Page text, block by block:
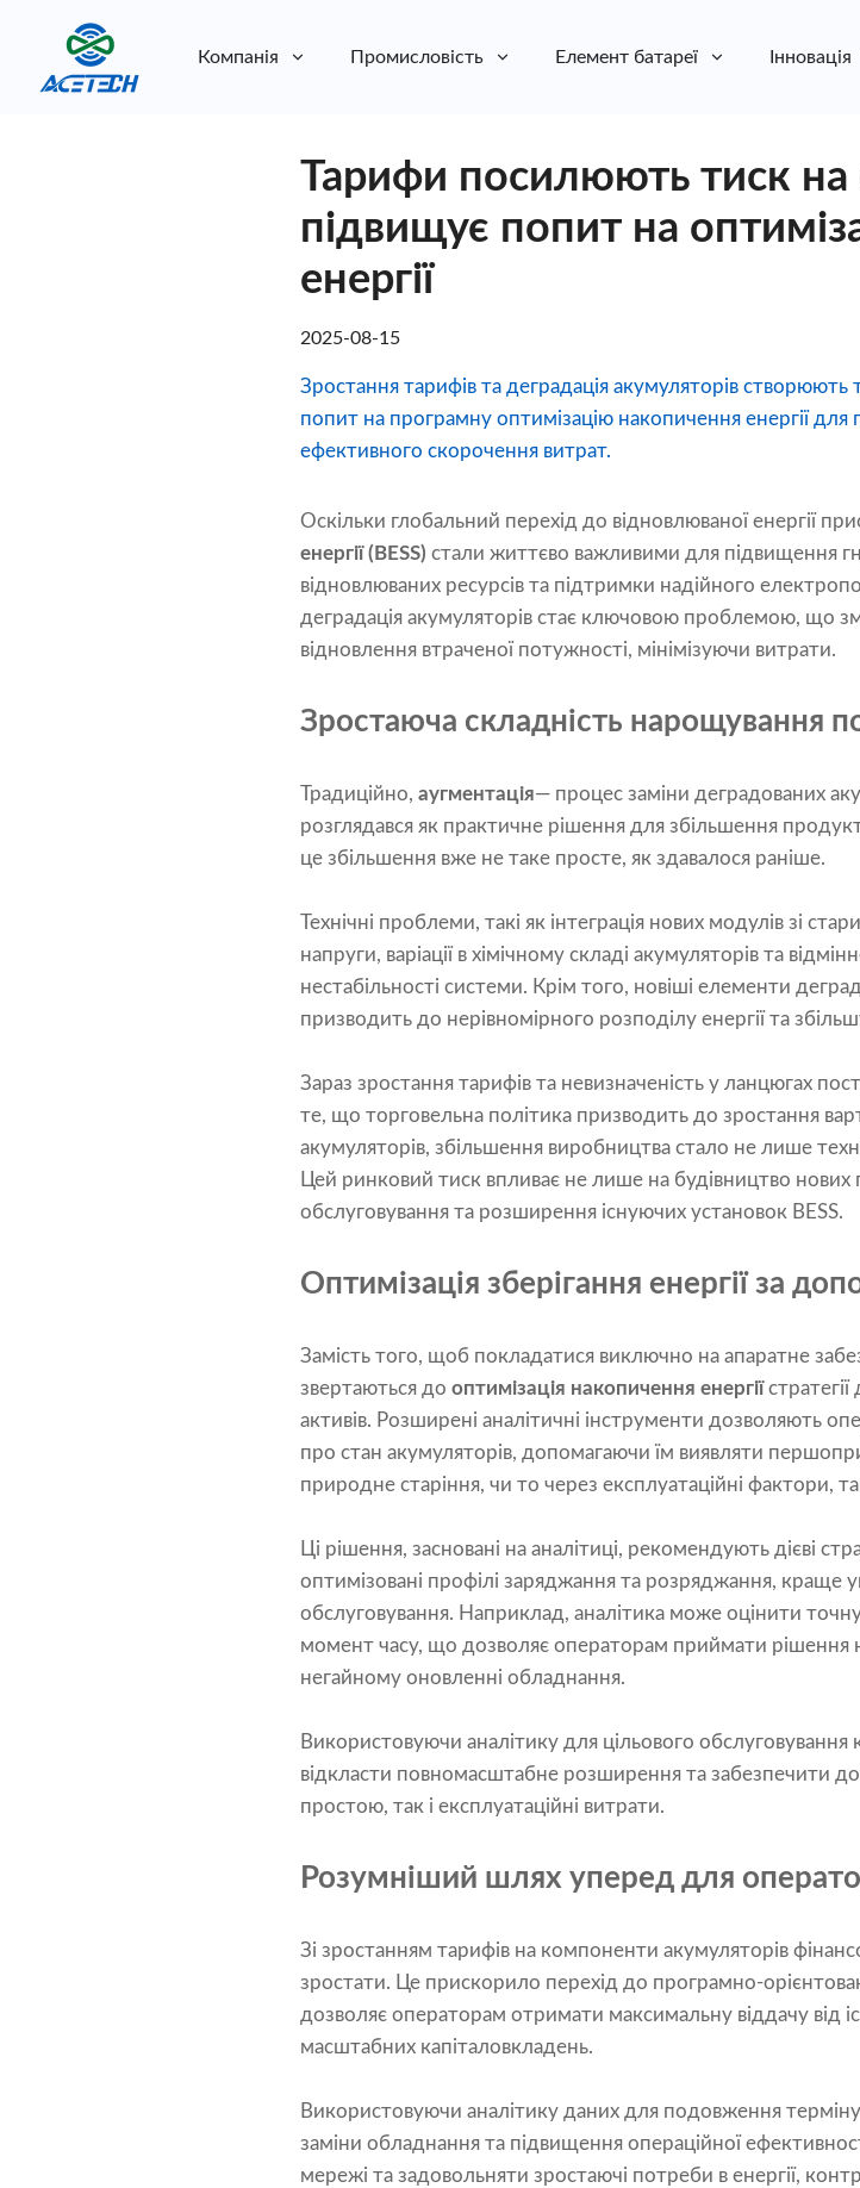
Компанія Промисловість Елемент батареї Інновація
Тарифи посилюють тиск на
підвищує попит на
енергії
2025-08-15
Зростання тарифів та деградація акумуляторів
попит на програмну оптимізацію накопичення енергії
ефективного скорочення витрат.
Оскільки глобальний перехід до відновлюваної енергії
енергії (BESS) стали життєво важливими для підвищення
відновлюваних ресурсів та підтримки надійного
деградація акумуляторів стає ключовою проблемою, що
відновлення втраченої потужності, мінімізуючи витрати.
Зростаюча складність нарощування
Традиційно, аугментація— процес заміни деградованих
розглядався як практичне рішення для збільшення
це збільшення вже не таке просте, як здавалося раніше.
Технічні проблеми, такі як інтеграція нових модулів зі
напруги, варіації в хімічному складі акумуляторів та
нестабільності системи. Крім того, новіші елементи
призводить до нерівномірного розподілу енергії та
Зараз зростання тарифів та невизначеність у ланцюгах
те, що торговельна політика призводить до зростання
акумуляторів, збільшення виробництва стало не лише
Цей ринковий тиск впливає не лише на будівництво нових
обслуговування та розширення існуючих установок BESS.
Оптимізація зберігання енергії за
Замість того, щоб покладатися виключно на апаратне
звертаються до оптимізація накопичення енергії
активів. Розширені аналітичні інструменти дозволяють
про стан акумуляторів, допомагаючи їм виявляти
природне старіння, чи то через експлуатаційні фактори,
Ці рішення, засновані на аналітиці, рекомендують дієві
оптимізовані профілі заряджання та розряджання, краще
обслуговування. Наприклад, аналітика може оцінити
момент часу, що дозволяє операторам приймати
негайному оновленні обладнання.
Використовуючи аналітику для цільового
відкласти повномасштабне розширення та забезпечити
простою, так і експлуатаційні витрати.
Розумніший шлях уперед для
Зі зростанням тарифів на компоненти акумуляторів
зростати. Це прискорило перехід до програмно-
дозволяє операторам отримати максимальну віддачу від
масштабних капіталовкладень.
Використовуючи аналітику даних для подовження
заміни обладнання та підвищення операційної
мережі та задовольняти зростаючі потреби в енергії,